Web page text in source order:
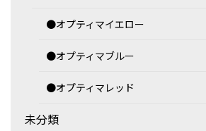
●オプティマイエロー
●オプティマブルー
●オプティマレッド
未分類